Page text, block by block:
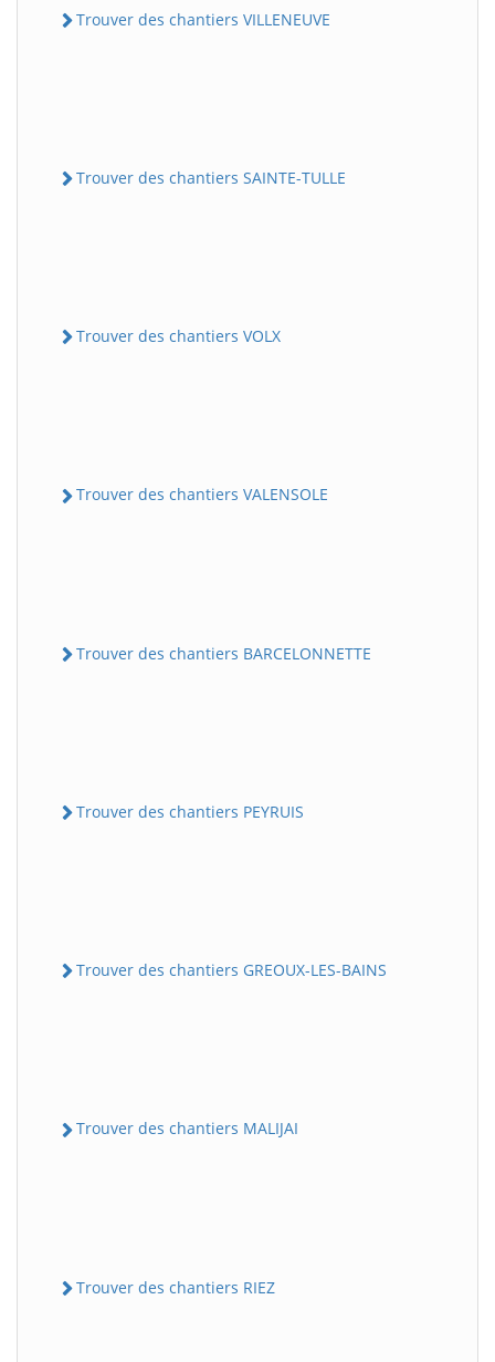
Trouver des chantiers VILLENEUVE
Trouver des chantiers SAINTE-TULLE
Trouver des chantiers VOLX
Trouver des chantiers VALENSOLE
Trouver des chantiers BARCELONNETTE
Trouver des chantiers PEYRUIS
Trouver des chantiers GREOUX-LES-BAINS
Trouver des chantiers MALIJAI
Trouver des chantiers RIEZ